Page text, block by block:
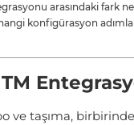
arasındaki fark
konfigürasyon
ve taşıma,